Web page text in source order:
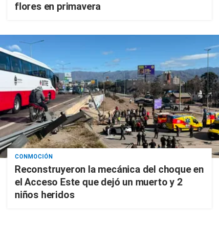
flores en primavera
CONMOCIÓN
Reconstruyeron la mecánica del choque en
el Acceso Este que dejó un muerto y 2
niños heridos